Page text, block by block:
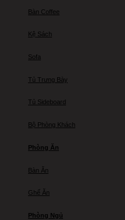
Bàn Coffee
Kệ Sách
Sofa
Tủ Trưng Bày
Tủ Sideboard
Bộ Phòng Khách
Phòng Ăn
Bàn Ăn
Ghế Ăn
Phòng Ngủ